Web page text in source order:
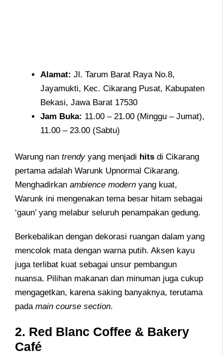
Alamat: Jl. Tarum Barat Raya No.8,
Jayamukti, Kec. Cikarang Pusat, Kabupaten
Bekasi, Jawa Barat 17530
Jam Buka: 11.00 – 21.00 (Minggu – Jumat),
11.00 – 23.00 (Sabtu)
Warung nan trendyyang menjadi hits di Cikarang
pertama adalah Warunk Upnormal Cikarang.
Menghadirkan ambience modern yang kuat,
Warunk ini mengenakan tema besar hitam sebagai
‘gaun’ yang melabur seluruh penampakan gedung.
Berkebalikan dengan dekorasi ruangan dalam yang
mencolok mata dengan warna putih. Aksen kayu
juga terlibat kuat sebagai unsur pembangun
nuansa. Pilihan makanan dan minuman juga cukup
mengagetkan, karena saking banyaknya, terutama
pada main course section.
2. Red Blanc Coffee & Bakery
Café